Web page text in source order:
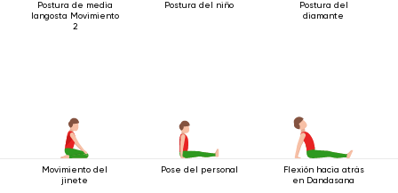
Postura de media
langosta Movimiento
2
Postura del niño
Postura del
diamante
Movimiento del
jinete
Pose del personal
Flexión hacia atrás
en Dandasana